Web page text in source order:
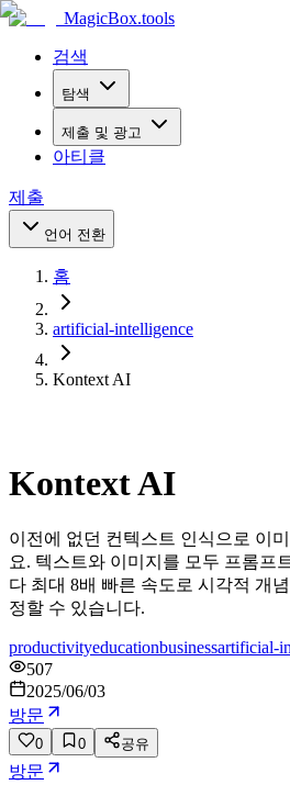
MagicBox.tools
검색
탐색
제출 및 광고
아티클
제출
언어 전환
홈
artificial-intelligence
Kontext AI
Kontext AI
이전에 없던 컨텍스트 인식으로 이
요. 텍스트와 이미지를 모두 프롬프
다 최대 8배 빠른 속도로 시각적 개
정할 수 있습니다.
productivityeducationbusinessartificial-
507
2025/06/03
방문
0 0 공유
방문